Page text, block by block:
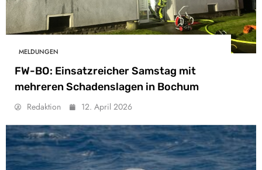
MELDUNGEN
FW-BO: Einsatzreicher Samstag mit
mehreren Schadenslagen in Bochum
Redaktion 12. April 2026